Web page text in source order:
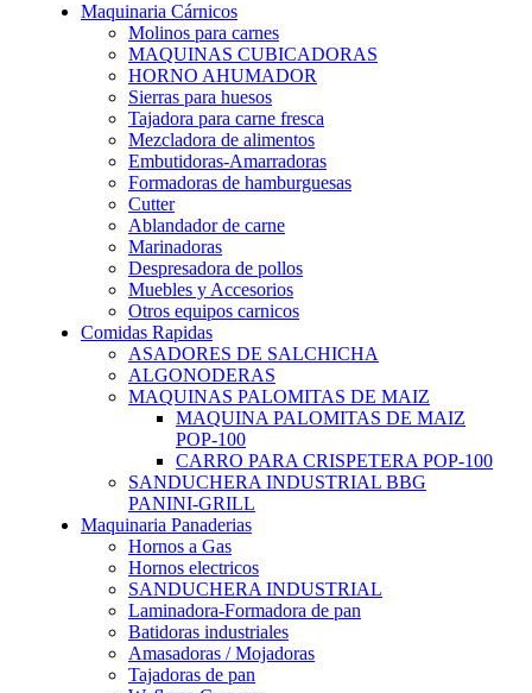
Maquinaria Cárnicos
Molinos para carnes
MAQUINAS CUBICADORAS
HORNO AHUMADOR
Sierras para huesos
Tajadora para carne fresca
Mezcladora de alimentos
Embutidoras-Amarradoras
Formadoras de hamburguesas
Cutter
Ablandador de carne
Marinadoras
Despresadora de pollos
Muebles y Accesorios
Otros equipos carnicos
Comidas Rapidas
ASADORES DE SALCHICHA
ALGONODERAS
MAQUINAS PALOMITAS DE MAIZ
MAQUINA PALOMITAS DE MAIZ
POP-100
CARRO PARA CRISPETERA POP-100
SANDUCHERA INDUSTRIAL BBG
PANINI-GRILL
Maquinaria Panaderias
Hornos a Gas
Hornos electricos
SANDUCHERA INDUSTRIAL
Laminadora-Formadora de pan
Batidoras industriales
Amasadoras / Mojadoras
Tajadoras de pan